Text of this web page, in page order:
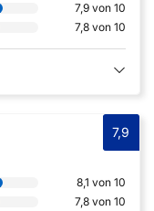
7,9 von 10
7,8 von 10
7,9
8,1 von 10
7,8 von 10